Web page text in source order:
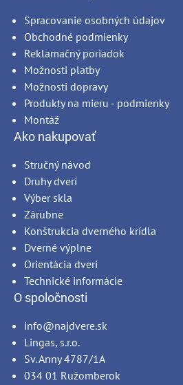
Spracovanie osobných údajov
Obchodné podmienky
Reklamačný poriadok
Možnosti platby
Možnosti dopravy
Produkty na mieru - podmienky
Montáž
Ako nakupovať
Stručný návod
Druhy dverí
Výber skla
Zárubne
Konštrukcia dverného krídla
Dverné výplne
Orientácia dverí
Technické informácie
O spoločnosti
info@najdvere.sk
Lingas, s.r.o.
Sv. Anny 4787/1A
034 01 Ružomberok